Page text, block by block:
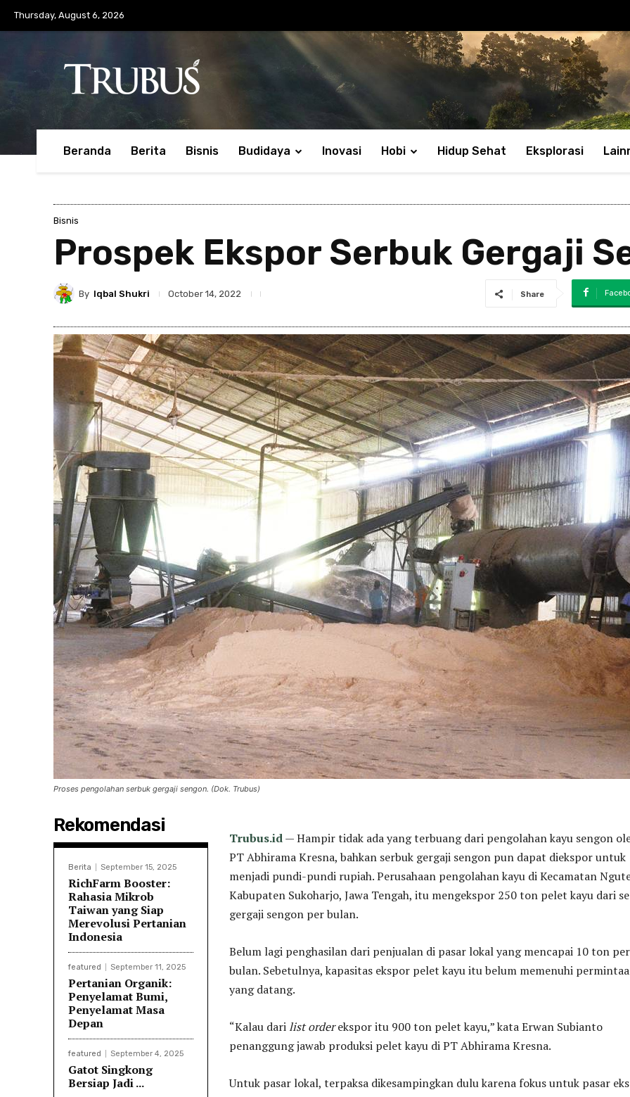
Thursday, August 6, 2026
Beranda Berita Bisnis Budidaya Inovasi Hobi Hidup Sehat Eksplorasi
Bisnis
Prospek Ekspor Serbuk Gergaji
By Iqbal Shukri October 14, 2022 Share
Proses pengolahan serbuk gergaji sengon. (Dok. Trubus)
Rekomendasi
Berita September 15, 2025
RichFarm Booster:
Rahasia Mikrob
Taiwan yang Siap
Merevolusi Pertanian
Indonesia
featured September 11, 2025
Pertanian Organik:
Penyelamat Bumi,
Penyelamat Masa
Depan
featured September 4, 2025
Gatot Singkong
Bersiap Jadi ...
Trubus.id— Hampir tidak ada yang terbuang dari pengolahan kayu sengon
PT Abhirama Kresna, bahkan serbuk gergaji sengon pun dapat diekspor untuk
menjadi pundi-pundi rupiah. Perusahaan pengolahan kayu di Kecamatan
Kabupaten Sukoharjo, Jawa Tengah, itu mengekspor 250 ton pelet kayu dari
gergaji sengon per bulan.
Belum lagi penghasilan dari penjualan di pasar lokal yang mencapai 10 ton per
bulan. Sebetulnya, kapasitas ekspor pelet kayu itu belum memenuhi
yang datang.
“Kalau darilist orderekspor itu 900 ton pelet kayu,” kata Erwan Subianto
penanggung jawab produksi pelet kayu di PT Abhirama Kresna.
Untuk pasar lokal, terpaksa dikesampingkan dulu karena fokus untuk pasar